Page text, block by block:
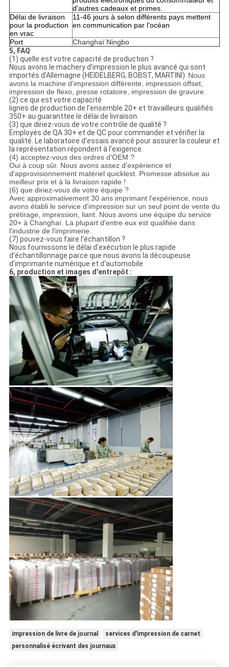
d'autres cadeaux et primes.
Délai de livraison
pour la production
en vrac
11-46 jours à selon différents pays mettent
en communication par l'océan
Port
Changhaï Ningbo
5, FAQ
(1) quelle est votre capacité de production ?
Nous avons le machery d'impression le plus avancé qui sont
importés d'Allemagne (HEIDELBERG, BOBST, MARTINI). Nous
avons la machine d'impression différente, impression offset,
impression de flexo, presse rotatoire, impression de gravure.
(2) ce qui est votre capacité
lignes de production de l'ensemble 20+ et travailleurs qualifiés
350+ au guaranttee le délai de livraison.
(3) que diriez-vous de votre contrôle de qualité ?
Employés de QA 30+ et de QC pour commander et vérifier la
qualité. Le laboratoire d'essais avancé pour assurer la couleur et
la représentation répondent à l'exigence.
(4) acceptez-vous des ordres d'OEM ?
Oui à coup sûr. Nous avons assez d'expérience et
d'approvisionnement matériel quicklest. Promesse absolue au
meilleur prix et à la livraison rapide !
(6) que diriez-vous de votre équipe ?
Avec approximativement 30 ans imprimant l'expérience, nous
avons établi le service d'impression sur un seul point de vente du
prétirage, impression, liant. Nous avons une équipe du service
20+ à Changhaï. La plupart d'entre eux est qualifiée dans
l'industrie de l'imprimerie.
(7) pouvez-vous faire l'échantillon ?
Nous fournissons le délai d'exécution le plus rapide
d'échantillonnage parce que nous avons la découpeuse
d'imprimante numérique et d'automobile.
6, production et images d'entrepôt :
impression de livre de journal
services d'impression de carnet
personnalisé écrivant des journaux